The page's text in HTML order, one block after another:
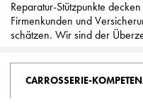
Reparatur-Stützpunkte
Firmenkunden und
schätzen. Wir sind der
CARROSSERIE-